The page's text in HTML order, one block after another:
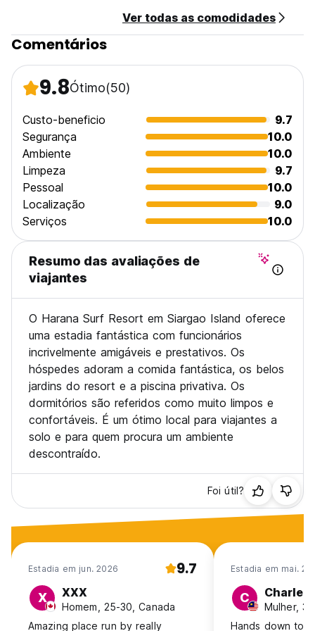
Não há toque de recolher.
Restrição de idade: 18-45 anos de idade apenas.
(Dormitório)
Não fumadores.
Regras da casa:
mesmo dormitório. (Auto-translated from original language)
Ver todas as comodidades
Comentários
9.8Ótimo(50)
Custo-beneficio
9.7
Segurança
10.0
Ambiente
10.0
Limpeza
9.7
Pessoal
10.0
Localização
9.0
Serviços
10.0
Resumo das avaliações de
viajantes
O Harana Surf Resort em Siargao Island oferece
uma estadia fantástica com funcionários
incrivelmente amigáveis e prestativos. Os
hóspedes adoram a comida fantástica, os belos
jardins do resort e a piscina privativa. Os
dormitórios são referidos como muito limpos e
confortáveis. É um ótimo local para viajantes a
solo e para quem procura um ambiente
descontraído.
Foi útil?
Estadia em jun. 2026 9.7
X XXX
Homem, 25-30, Canada
Amazing place run by really
Estadia em mai.
C
Mulher,
Hands down to